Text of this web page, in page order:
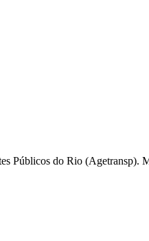
Públicos do Rio (Agetransp).